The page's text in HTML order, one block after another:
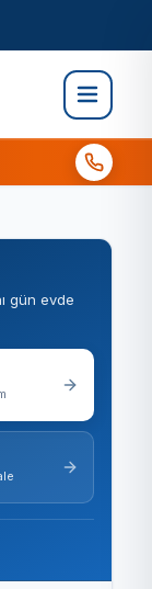
gün evde